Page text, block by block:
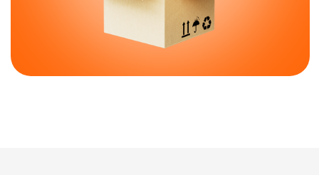
Онлайн-касса MSPOS‑SE-Ф
Онлайн-касса MSPOS‑Т‑Ф
Облачная касса на один чек